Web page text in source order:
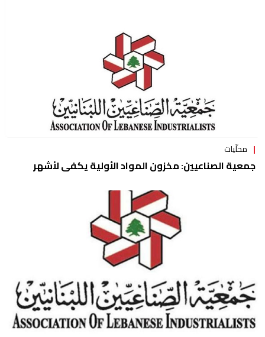
محلّيات
جمعية الصناعيين: مخزون المواد الأولية يكفي لأشهر